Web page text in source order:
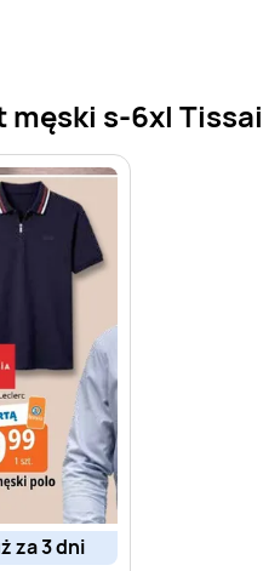
męski s-6xl
za 3 dni